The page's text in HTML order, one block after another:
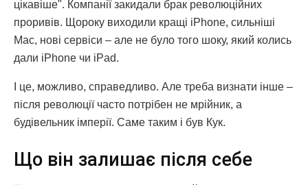
цікавіше". Компанії закидали брак революційних
проривів. Щороку виходили кращі iPhone, сильніші
Mac, нові сервіси – але не було того шоку, який колись
дали iPhone чи iPad.
І це, можливо, справедливо. Але треба визнати інше –
після революції часто потрібен не мрійник, а
будівельник імперії. Саме таким і був Кук.
Що він залишає після себе